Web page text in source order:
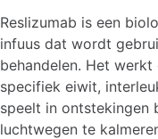
Reslizumab is een
infuus dat wordt
behandelen. Het
specifiek eiwit,
speelt in ontstekingen
luchtwegen te